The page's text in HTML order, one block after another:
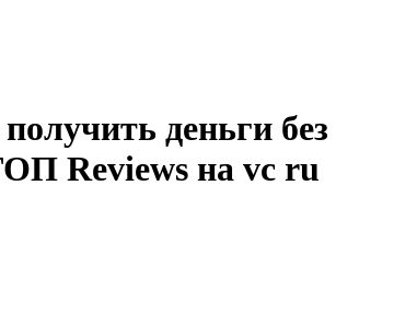
деньги без
Reviews на vc ru